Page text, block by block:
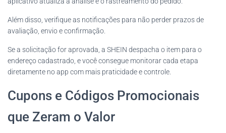
Além disso, verifique as notificações para não perder prazos de
avaliação, envio e confirmação.
Se a solicitação for aprovada, a SHEIN despacha o item para o
endereço cadastrado, e você consegue monitorar cada etapa
diretamente no app com mais praticidade e controle.
Cupons e Códigos Promocionais
que Zeram o Valor